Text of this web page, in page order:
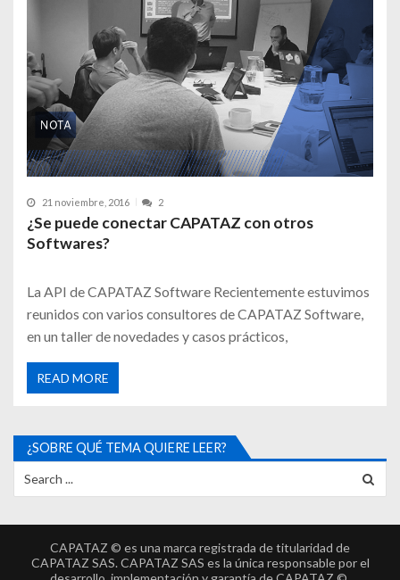
21 noviembre, 2016 2
¿Se puede conectar CAPATAZ con otros
Softwares?
La API de CAPATAZ Software Recientemente estuvimos
reunidos con varios consultores de CAPATAZ Software,
en un taller de novedades y casos prácticos,
READ MORE
¿SOBRE QUÉ TEMA QUIERE LEER?
CAPATAZ © es una marca registrada de titularidad de
CAPATAZ SAS. CAPATAZ SAS es la única responsable por el